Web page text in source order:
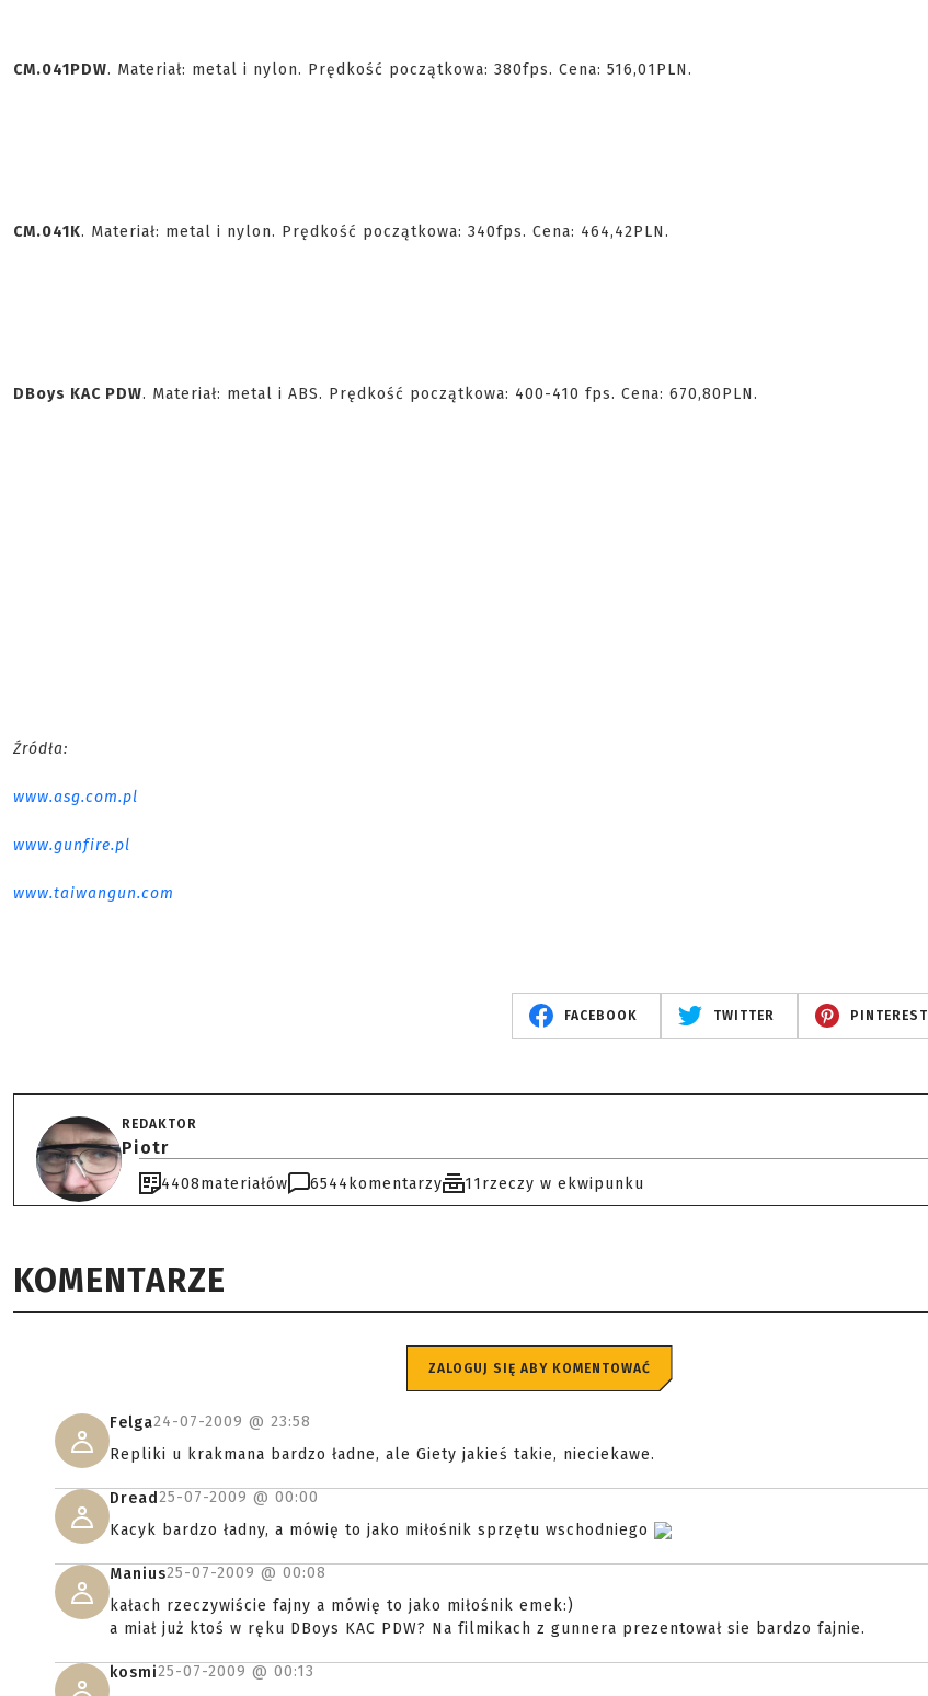
CM.041PDW. Materiał: metal i nylon. Prędkość początkowa: 380fps. Cena: 516,01PLN.
CM.041K. Materiał: metal i nylon. Prędkość początkowa: 340fps. Cena: 464,42PLN.
DBoys KAC PDW. Materiał: metal i ABS. Prędkość początkowa: 400-410 fps. Cena: 670,80PLN.
Źródła:
www.asg.com.pl
www.gunfire.pl
www.taiwangun.com
FACEBOOK TWITTER PINTEREST
REDAKTOR
Piotr
4408materiałów 6544 komentarzy 11rzeczy w ekwipunku
KOMENTARZE
ZALOGUJ SIĘ ABY KOMENTOWAĆ
Felga24-07-2009 @ 23:58
Repliki u krakmana bardzo ładne, ale Giety jakieś takie, nieciekawe.
Dread25-07-2009 @ 00:00
Kacyk bardzo ładny, a mówię to jako miłośnik sprzętu wschodniego
Manius25-07-2009 @ 00:08
kałach rzeczywiście fajny a mówię to jako miłośnik emek:)
a miał już ktoś w ręku DBoys KAC PDW? Na filmikach z gunnera prezentował sie bardzo fajnie.
kosmi25-07-2009 @ 00:13